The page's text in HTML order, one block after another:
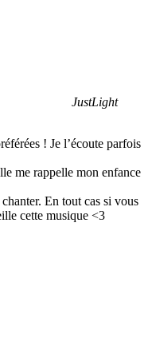
JustLight
! Je l’écoute parfois
me rappelle mon enfance
En tout cas si vous
cette musique <3